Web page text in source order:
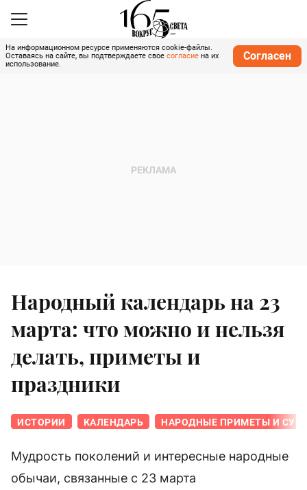
На информационном ресурсе применяются cookie-файлы.
Оставаясь на сайте, вы подтверждаете свое согласие на их
использование.
Согласен
Народный календарь на 23
марта: что можно и нельзя
делать, приметы и
праздники
ИСТОРИИ КАЛЕНДАРЬ НАРОДНЫЕ ПРИМЕТЫ И
Мудрость поколений и интересные народные
обычаи, связанные с 23 марта